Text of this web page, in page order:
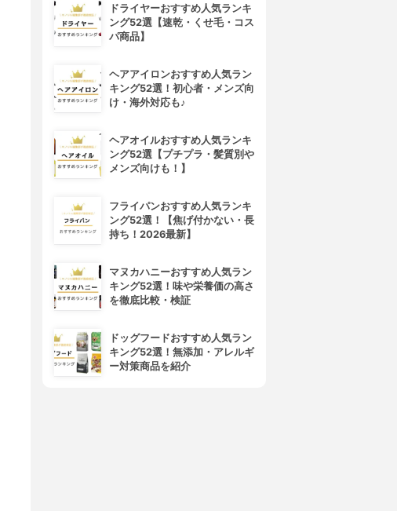
ドライヤーおすすめ人気ランキ
ング52選【速乾・くせ毛・コス
パ商品】
ヘアアイロンおすすめ人気ラン
キング52選！初心者・メンズ向
け・海外対応も♪
ヘアオイルおすすめ人気ランキ
ング52選【プチプラ・髪質別や
メンズ向けも！】
フライパンおすすめ人気ランキ
ング52選！【焦げ付かない・長
持ち！2026最新】
マヌカハニーおすすめ人気ラン
キング52選！味や栄養価の高さ
を徹底比較・検証
ドッグフードおすすめ人気ラン
キング52選！無添加・アレルギ
ー対策商品を紹介